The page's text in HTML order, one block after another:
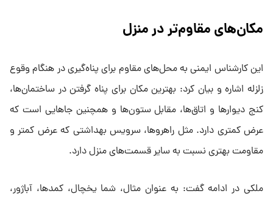
مکان‌های مقاوم‌تر در منزل
این کارشناس ایمنی به محل‌های مقاوم برای پناه‌گیری در هنگام وقوع
زلزله اشاره و بیان کرد: بهترین مکان برای پناه گرفتن در ساختمان‌ها،
کنج دیوارها و اتاق‌ها، مقابل ستون‌ها و همچنین جاهایی است که
عرض کمتری دارد. مثل راهروها، سرویس بهداشتی که عرض کمتر و
مقاومت بهتری نسبت به سایر قسمت‌های منزل دارد.
ملکی در ادامه گفت: به عنوان مثال، شما یخچال، کمدها، آباژور،